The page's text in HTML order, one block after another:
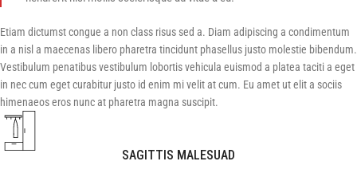
Etiam dictumst congue a non class risus sed a. Diam adipiscing a condimentum
in a nisl a maecenas libero pharetra tincidunt phasellus justo molestie bibendum.
Vestibulum penatibus vestibulum lobortis vehicula euismod a platea taciti a eget
in nec cum eget curabitur justo id enim mi velit at cum. Eu amet ut elit a sociis
himenaeos eros nunc at pharetra magna suscipit.
SAGITTIS MALESUAD